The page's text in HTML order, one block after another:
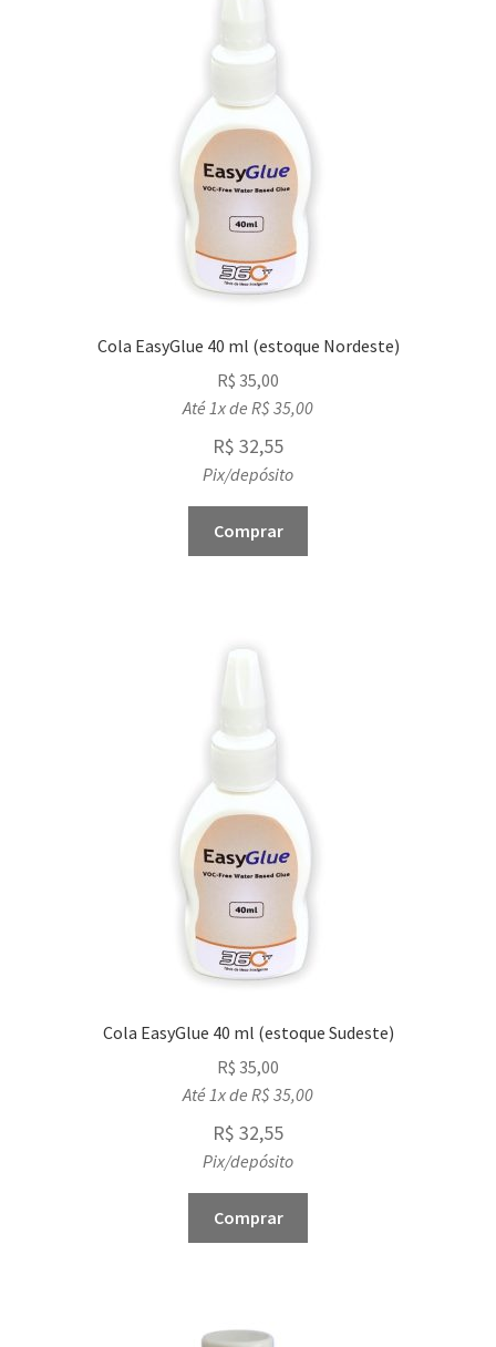
Cola EasyGlue 40 ml (estoque Nordeste)
R$ 35,00
Até 1x de R$35,00
R$ 32,55
Pix/depósito
Comprar
Cola EasyGlue 40 ml (estoque Sudeste)
R$ 35,00
Até 1x de R$35,00
R$ 32,55
Pix/depósito
Comprar